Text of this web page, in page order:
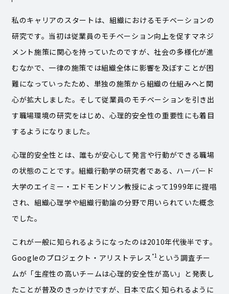
私のキャリアのスタートは、組織におけるモチベーションの
研究です。当初は従業員のモチベーション向上を促すマネジ
メント施策に関心を持っていたのですが、社会の多様化が進
むなかで、一律の施策では組織全体に影響を及ぼすことが困
難になっていったため、単独の施策から組織の仕組みへと関
心が拡大しました。そして従業員のモチベーションを引き出
す職場環境の研究をはじめ、心理的安全性の重要性にも着目
するようになりました。
心理的安全性とは、誰もが安心して発言や行動ができる職場
の状態のことです。組織行動学の研究者である、ハーバード
大学のエイミー・エドモンドソン教授によって1999年に提唱
され、組織心理学や組織行動論の分野で用いられていた概念
でした。
これが一般に知られるようになったのは2010年代後半です。
Googleのプロジェクト・アリストテレス *1 という調査チー
ムが「生産性の高いチームは心理的安全性が高い」と発表し
たことが普及のきっかけですが、日本で広く知られるように